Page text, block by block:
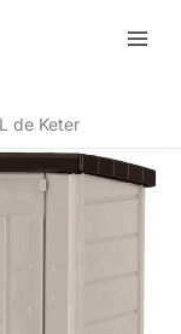
de Keter